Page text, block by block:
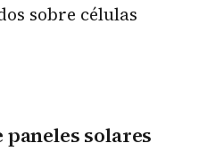
sobre células
solares